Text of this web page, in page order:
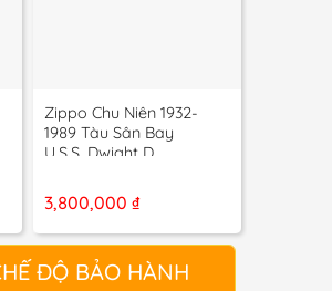
Zippo Chu Niên 1932-
1989 Tàu Sân Bay
U.S.S. Dwight D.
3,800,000 ₫
ĐỘ BẢO HÀNH